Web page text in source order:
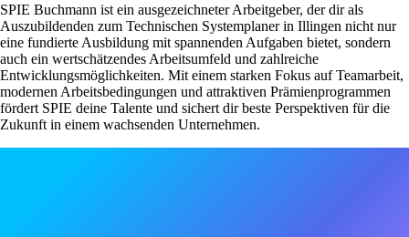
SPIE Buchmann ist ein ausgezeichneter Arbeitgeber, der dir als
Auszubildenden zum Technischen Systemplaner in Illingen nicht nur
eine fundierte Ausbildung mit spannenden Aufgaben bietet, sondern
auch ein wertschätzendes Arbeitsumfeld und zahlreiche
Entwicklungsmöglichkeiten. Mit einem starken Fokus auf Teamarbeit,
modernen Arbeitsbedingungen und attraktiven Prämienprogrammen
fördert SPIE deine Talente und sichert dir beste Perspektiven für die
Zukunft in einem wachsenden Unternehmen.